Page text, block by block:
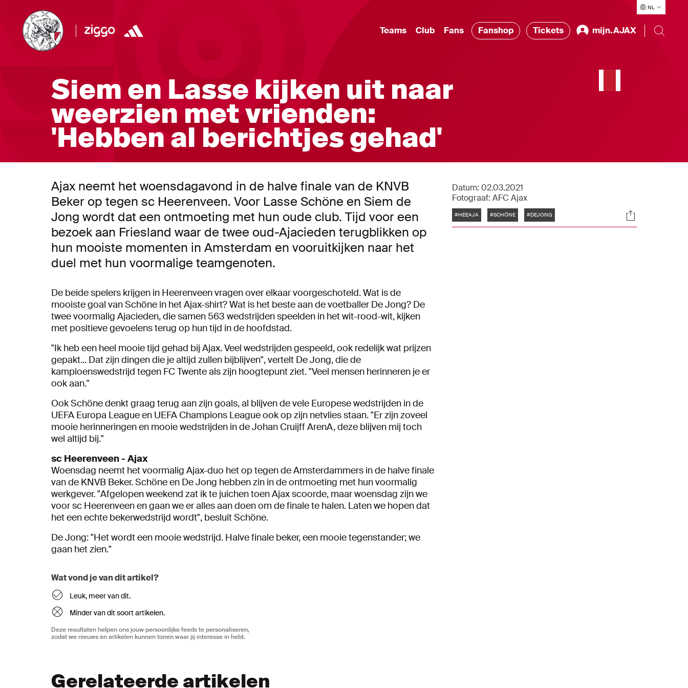
NL
Teams Club Fans Fanshop Tickets mijn.AJAX
Siem en Lasse kijken uit naar
weerzien met vrienden:
'Hebben al berichtjes gehad'
Ajax neemt het woensdagavond in de halve finale van de KNVB
Beker op tegen sc Heerenveen. Voor Lasse Schöne en Siem de
Jong wordt dat een ontmoeting met hun oude club. Tijd voor een
bezoek aan Friesland waar de twee oud-Ajacieden terugblikken op
hun mooiste momenten in Amsterdam en vooruitkijken naar het
duel met hun voormalige teamgenoten.
Datum: 02.03.2021
Fotograaf: AFC Ajax
Tags
#HEEAJA #SCHÖNE #DEJONG Socials
De beide spelers krijgen in Heerenveen vragen over elkaar voorgeschoteld. Wat is de
mooiste goal van Schöne in het Ajax-shirt? Wat is het beste aan de voetballer De Jong? De
twee voormalig Ajacieden, die samen 563 wedstrijden speelden in het wit-rood-wit, kijken
met positieve gevoelens terug op hun tijd in de hoofdstad.
"Ik heb een heel mooie tijd gehad bij Ajax. Veel wedstrijden gespeeld, ook redelijk wat prijzen
gepakt... Dat zijn dingen die je altijd zullen bijblijven", vertelt De Jong, die de
kampioenswedstrijd tegen FC Twente als zijn hoogtepunt ziet. "Veel mensen herinneren je er
ook aan."
Ook Schöne denkt graag terug aan zijn goals, al blijven de vele Europese wedstrijden in de
UEFA Europa League en UEFA Champions League ook op zijn netvlies staan. "Er zijn zoveel
mooie herinneringen en mooie wedstrijden in de Johan Cruijff ArenA, deze blijven mij toch
wel altijd bij."
sc Heerenveen - Ajax
Woensdag neemt het voormalig Ajax-duo het op tegen de Amsterdammers in de halve finale
van de KNVB Beker. Schöne en De Jong hebben zin in de ontmoeting met hun voormalig
werkgever. "Afgelopen weekend zat ik te juichen toen Ajax scoorde, maar woensdag zijn we
voor sc Heerenveen en gaan we er alles aan doen om de finale te halen. Laten we hopen dat
het een echte bekerwedstrijd wordt", besluit Schöne.
De Jong: "Het wordt een mooie wedstrijd. Halve finale beker, een mooie tegenstander; we
gaan het zien."
Wat vond je van dit artikel?
Leuk, meer van dit.
Minder van dit soort artikelen.
Deze resultaten helpen ons jouw persoonlijke feeds te personaliseren,
zodat we nieuws en artikelen kunnen tonen waar jij interesse in hebt.
Gerelateerde artikelen